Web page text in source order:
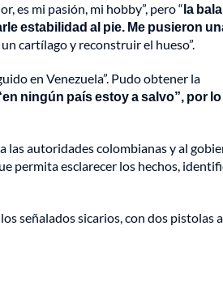
es mi pasión, mi hobby”, pero “la
estabilidad al pie. Me pusieron
cartílago y reconstruir el hueso”.
en Venezuela”. Pudo obtener la
ningún país estoy a salvo”, por
las autoridades colombianas y al
permita esclarecer los hechos,
señalados sicarios, con dos pistolas